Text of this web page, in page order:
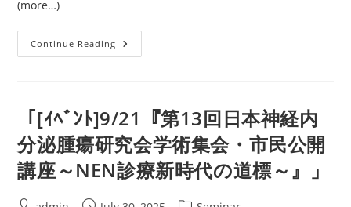
(more…)
Continue Reading 12
月
頼
と
希
望
を
届
け
「[ｲﾍﾞﾝﾄ]9/21『第13回日本神経内
分泌腫瘍研究会学術集会・市民公開
講座～NEN診療新時代の道標～』」